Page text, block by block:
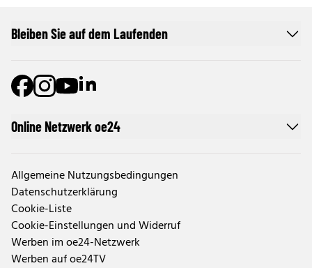
Online Netzwerk oe24
Allgemeine Nutzungsbedingungen
Datenschutzerklärung
Cookie-Liste
Cookie-Einstellungen und Widerruf
Werben im oe24-Netzwerk
Werben auf oe24TV
Bleiben Sie auf dem Laufenden